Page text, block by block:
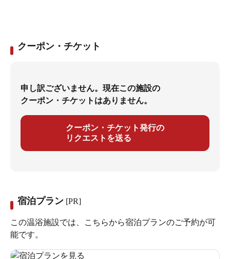
クーポン・チケット
申し訳ございません。現在この施設の
クーポン・チケットはありません。
クーポン・チケット発行の
リクエストを送る
宿泊プラン [PR]
この温浴施設では、こちらから宿泊プランのご予約が可
能です。